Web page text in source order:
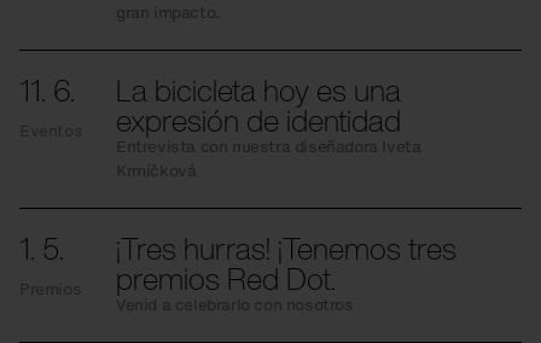
gran impacto.
11. 6.
Eventos
La bicicleta hoy es una
expresión de identidad
Entrevista con nuestra diseñadora Iveta
Krmíčková
1. 5.
Premios
¡Tres hurras! ¡Tenemos tres
premios Red Dot.
Venid a celebrarlo con nosotros